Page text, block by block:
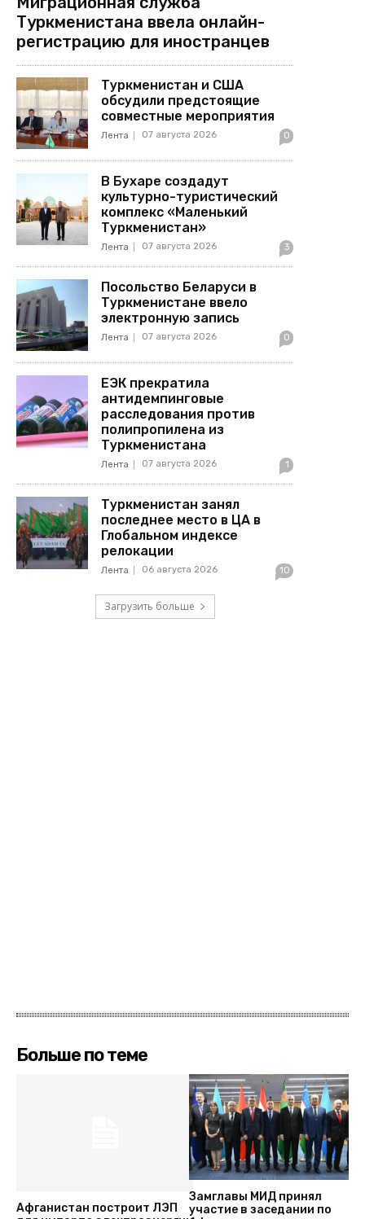
Туркменистана ввела онлайн-
регистрацию для иностранцев
Туркменистан и США
обсудили предстоящие
совместные мероприятия
Лента 07 августа 2026 0
В Бухаре создадут
культурно-туристический
комплекс «Маленький
Туркменистан»
Лента 07 августа 2026 3
Посольство Беларуси в
Туркменистане ввело
электронную запись
Лента 07 августа 2026 0
ЕЭК прекратила
антидемпинговые
расследования против
полипропилена из
Туркменистана
Лента 07 августа 2026 1
Туркменистан занял
последнее место в ЦА в
Глобальном индексе
релокации
Лента 06 августа 2026 10
Загрузить больше
Больше по теме
Афганистан построит ЛЭП
Замглавы МИД принял
участие в заседании по